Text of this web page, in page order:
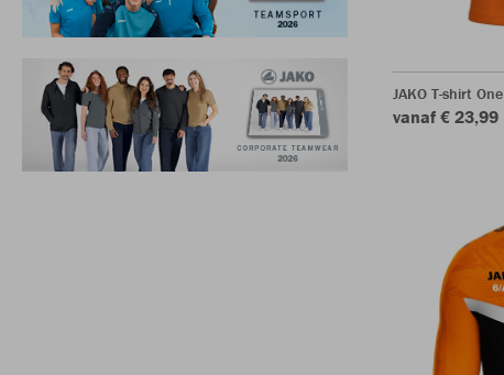
JAKO T-shirt One
vanaf € 23,99